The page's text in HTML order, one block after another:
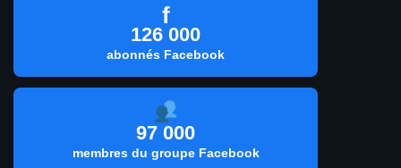
f
126 000
abonnés Facebook
97 000
membres du groupe Facebook